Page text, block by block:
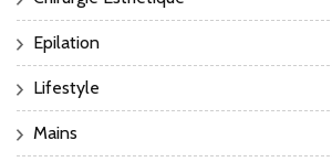
Epilation
Lifestyle
Mains